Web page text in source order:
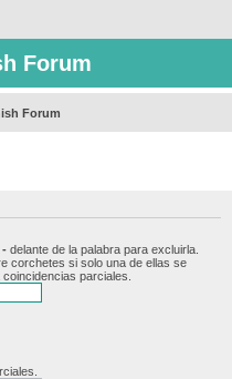
Forum
Forum
- delante de la palabra para excluirla.
corchetes si solo una de ellas se
parciales.